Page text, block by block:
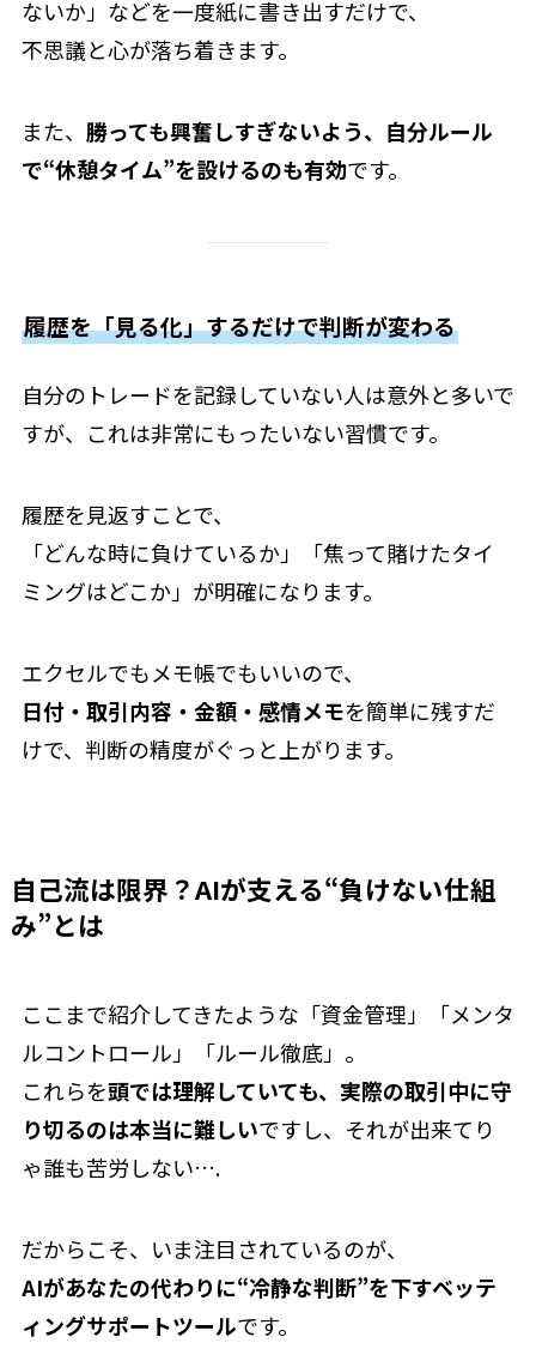
ないか」などを一度紙に書き出すだけで、
不思議と心が落ち着きます。
また、 勝っても興奮しすぎないよう、自分ルール
で“休憩タイム”を設けるのも有効です。
履歴を「見る化」するだけで判断が変わる
自分のトレードを記録していない人は意外と多いで
すが、これは非常にもったいない習慣です。
履歴を見返すことで、
「どんな時に負けているか」「焦って賭けたタイ
ミングはどこか」が明確になります。
エクセルでもメモ帳でもいいので、
日付・取引内容・金額・感情メモを簡単に残すだ
けで、判断の精度がぐっと上がります。
自己流は限界？AIが支える“負けない仕組
み”とは
ここまで紹介してきたような「資金管理」「メンタ
ルコントロール」「ルール徹底」。
これらを頭では理解していても、実際の取引中に守
り切るのは本当に難しいですし、それが出来てり
ゃ誰も苦労しない….
だからこそ、いま注目されているのが、
AIがあなたの代わりに“冷静な判断”を下すベッテ
ィングサポートツールです。